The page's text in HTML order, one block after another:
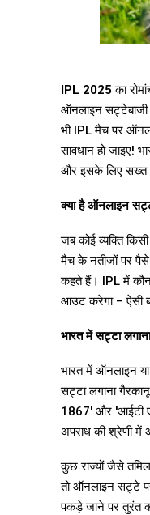
IPL 2025का
ऑनलाइन
भी IPL मैच पर
सावधान हो जाइए!
और इसके लिए सख्त
क्या है ऑनलाइन
जब कोई व्यक्ति
मैच के नतीजों पर
कहते हैं। IPL में
आउट करेगा – ऐसी
भारत में सट्टा
भारत में ऑनलाइन
सट्टा लगाना
1867' और 'आईटी
अपराध की श्रेणी में
कुछ राज्यों जैसे
तो ऑनलाइन सट्टे
पकड़े जाने पर तुरंत